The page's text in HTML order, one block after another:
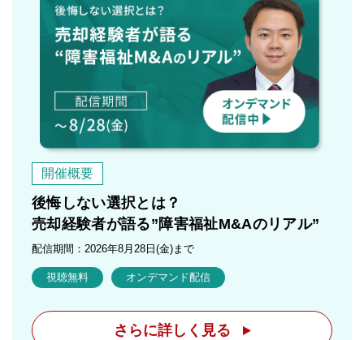
開催概要
後悔しない選択とは？
売却経験者が語る”障害福祉M&Aのリアル”
配信期間：2026年8月28日(金)まで
視聴無料 オンデマンド配信
さらに詳しく見る